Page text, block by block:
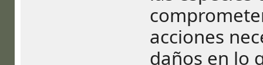
acciones
daños en lo